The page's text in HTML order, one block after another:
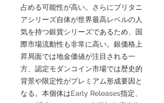
占める可能性が高い。さらにブリタニ
アシリーズ自体が世界最高レベルの人
気を持つ銀貨シリーズであるため、国
際市場流動性も非常に高い。銀価格上
昇局面では地金価値が注目される一
方、認定モダンコイン市場では歴史的
背景や限定性がプレミアム形成要因と
なる。本個体はEarly Releases指定、